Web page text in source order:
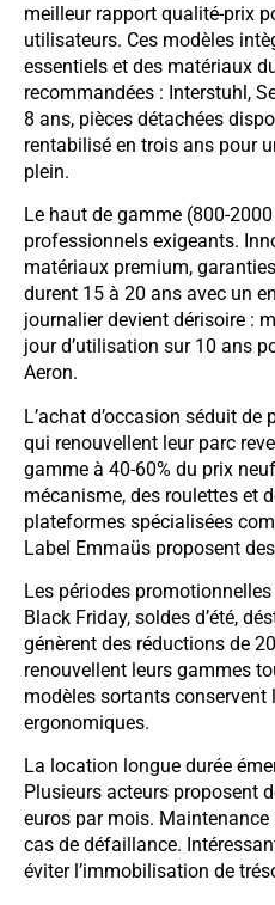
meilleur rapport qualité-prix
utilisateurs. Ces modèles
essentiels et des matériaux
recommandées : Interstuhl,
8 ans, pièces détachées
rentabilisé en trois ans pour
plein.
Le haut de gamme (800-
professionnels exigeants.
matériaux premium,
durent 15 à 20 ans avec un
journalier devient dérisoire :
jour d’utilisation sur 10 ans
Aeron.
L’achat d’occasion séduit
qui renouvellent leur parc
gamme à 40-60% du prix
mécanisme, des roulettes et
plateformes spécialisées
Label Emmaüs proposent
Les périodes
Black Friday, soldes d’été,
génèrent des réductions de
renouvellent leurs gammes
modèles sortants conservent
ergonomiques.
La location longue durée
Plusieurs acteurs proposent
euros par mois.
cas de défaillance.
éviter l’immobilisation de